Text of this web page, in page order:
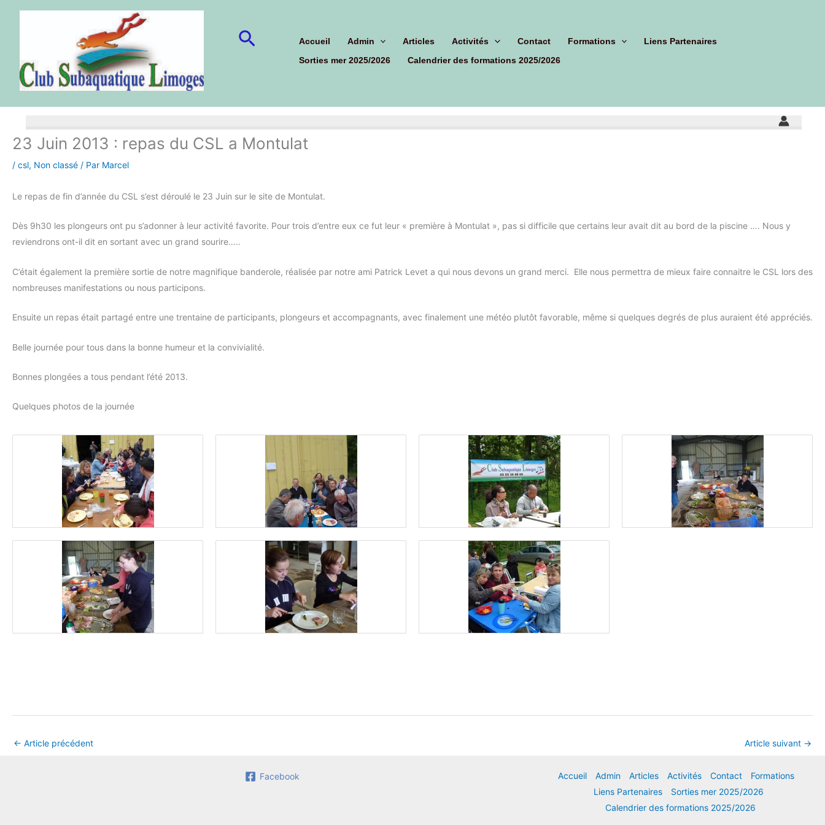
Rechercher
Accueil Admin Articles Activités Contact Formations
Liens Partenaires
Sorties mer 2025/2026
Calendrier des formations 2025/2026
23 Juin 2013 : repas du CSL a Montulat
/ csl, Non classé / Par Marcel
Le repas de fin d’année du CSL s’est déroulé le 23 Juin sur le site de Montulat.
Dès 9h30 les plongeurs ont pu s’adonner à leur activité favorite. Pour trois d’entre eux ce fut leur « première à Montulat », pas si difficile que certains leur avait dit au bord de la piscine …. Nous y
reviendrons ont-il dit en sortant avec un grand sourire…..
C’était également la première sortie de notre magnifique banderole, réalisée par notre ami Patrick Levet a qui nous devons un grand merci. Elle nous permettra de mieux faire connaitre le CSL lors des
nombreuses manifestations ou nous participons.
Ensuite un repas était partagé entre une trentaine de participants, plongeurs et accompagnants, avec finalement une météo plutôt favorable, même si quelques degrés de plus auraient été appréciés.
Belle journée pour tous dans la bonne humeur et la convivialité.
Bonnes plongées a tous pendant l’été 2013.
Quelques photos de la journée
← Article précédent Article suivant →
Facebook Accueil Admin Articles Activités Contact
Formations
Liens Partenaires
Sorties mer 2025/2026
Calendrier des formations 2025/2026